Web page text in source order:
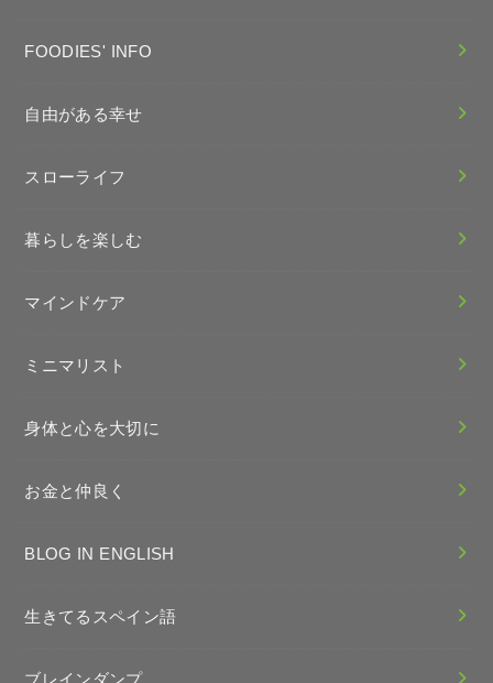
FOODIES' INFO
自由がある幸せ
スローライフ
暮らしを楽しむ
マインドケア
ミニマリスト
身体と心を大切に
お金と仲良く
BLOG IN ENGLISH
生きてるスペイン語
ブレインダンプ